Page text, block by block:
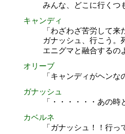
みんな、どこに行くつ
キャンディ
「わざわざ苦労して
ガナッシュ、行こう。
エニグマと融合するの
オリーブ
「キャンディがヘン
ガナッシュ
「・・・・・・あの時
カベルネ
「ガナッシュ！！行